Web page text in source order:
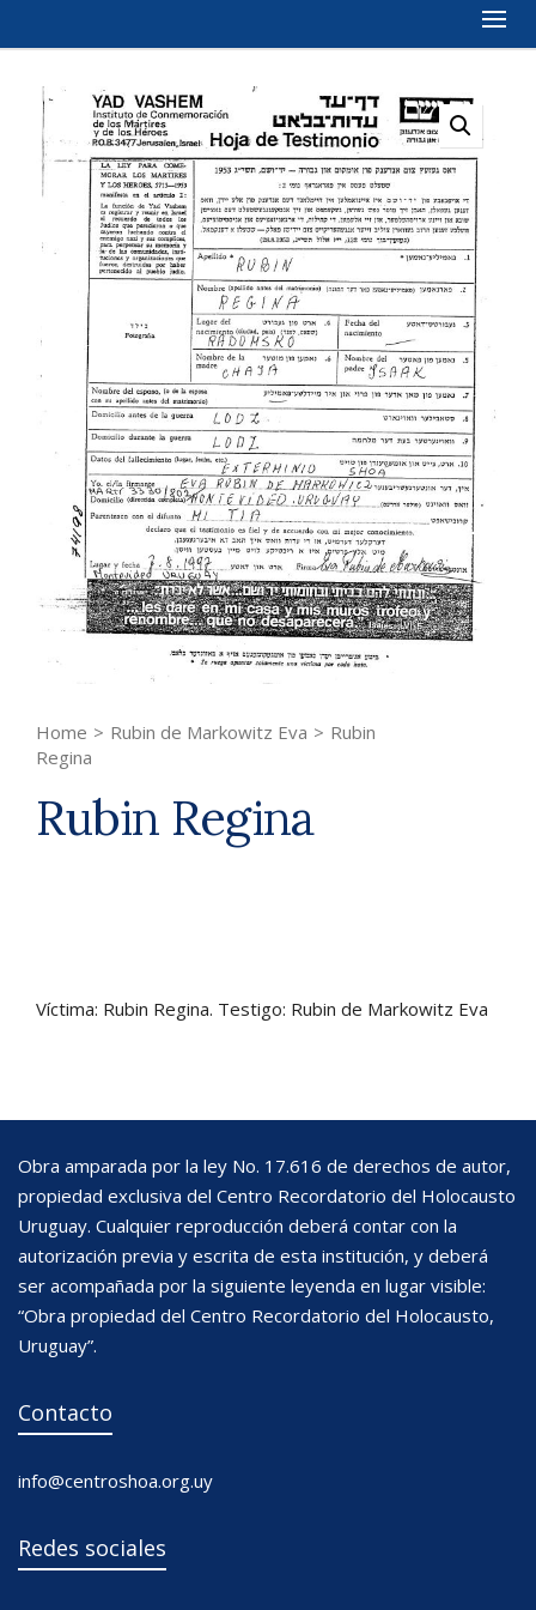
Home > Rubin de Markowitz Eva > Rubin
Regina
Rubin Regina
Víctima: Rubin Regina. Testigo: Rubin de Markowitz Eva
Obra amparada por la ley No. 17.616 de derechos de autor,
propiedad exclusiva del Centro Recordatorio del Holocausto
Uruguay. Cualquier reproducción deberá contar con la
autorización previa y escrita de esta institución, y deberá
ser acompañada por la siguiente leyenda en lugar visible:
“Obra propiedad del Centro Recordatorio del Holocausto,
Uruguay”.
Contacto
info@centroshoa.org.uy
Redes sociales